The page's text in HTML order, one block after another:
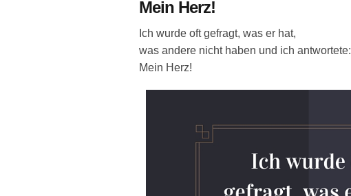
Mein Herz!
Ich wurde oft gefragt, was er hat,
was andere nicht haben und ich antwortete:
Mein Herz!